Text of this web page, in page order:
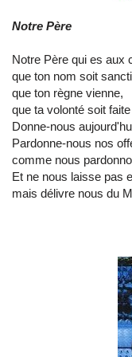
Notre Père
Notre Père qui es aux
que ton nom soit
que ton règne vienne,
que ta volonté soit
Donne-nous
Pardonne-nous nos
comme nous
Et ​ne nous laisse pas
mais délivre nous du